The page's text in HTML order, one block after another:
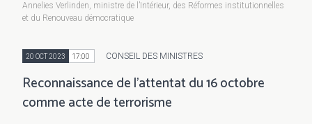
Annelies Verlinden, ministre de l’Intérieur, des Réformes institutionnelles
et du Renouveau démocratique
20 OCT 2023 17:00 CONSEIL DES MINISTRES
Reconnaissance de l’attentat du 16 octobre
comme acte de terrorisme